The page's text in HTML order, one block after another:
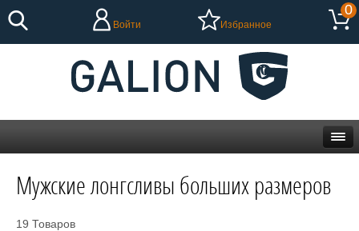
Войти Избранное
0
Мужские лонгсливы больших размеров
19 Товаров